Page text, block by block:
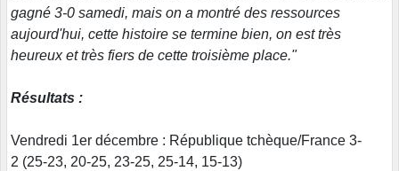
gagné 3-0 samedi, mais on a montré des ressources
aujourd'hui, cette histoire se termine bien, on est très
heureux et très fiers de cette troisième place."
Résultats :
Vendredi 1er décembre : République tchèque/France 3-
2 (25-23, 20-25, 23-25, 25-14, 15-13)